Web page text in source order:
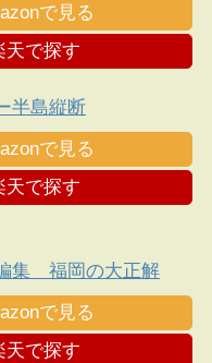
で見る
天で探す
半島縦断
で見る
天で探す
集 福岡の大正解
で見る
天で探す